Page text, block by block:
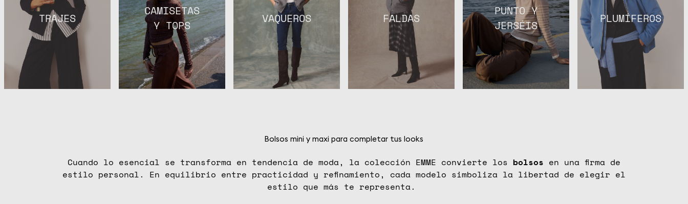
TRAJES
CAMISETAS
Y TOPS
VAQUEROS FALDAS
PUNTO Y
JERSÉIS
PLUMÍFEROS
Bolsos mini y maxi para completar tus looks
Cuando lo esencial se transforma en tendencia de moda, la colección EMME convierte los bolsos en una firma de
estilo personal. En equilibrio entre practicidad y refinamiento, cada modelo simboliza la libertad de elegir el
estilo que más te representa.